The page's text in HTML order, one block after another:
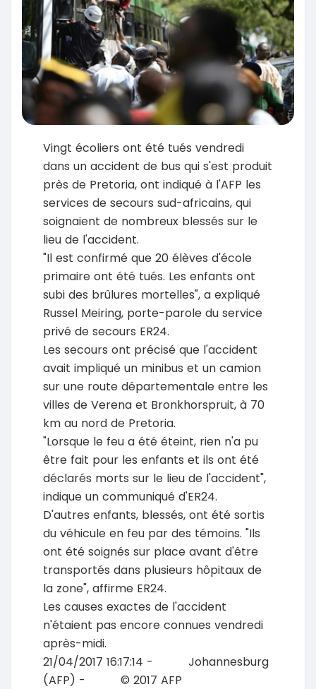
Vingt écoliers ont été tués vendredi
dans un accident de bus qui s'est produit
près de Pretoria, ont indiqué à l'AFP les
services de secours sud-africains, qui
soignaient de nombreux blessés sur le
lieu de l'accident.
"Il est confirmé que 20 élèves d'école
primaire ont été tués. Les enfants ont
subi des brûlures mortelles", a expliqué
Russel Meiring, porte-parole du service
privé de secours ER24.
Les secours ont précisé que l'accident
avait impliqué un minibus et un camion
sur une route départementale entre les
villes de Verena et Bronkhorspruit, à 70
km au nord de Pretoria.
"Lorsque le feu a été éteint, rien n'a pu
être fait pour les enfants et ils ont été
déclarés morts sur le lieu de l'accident",
indique un communiqué d'ER24.
D'autres enfants, blessés, ont été sortis
du véhicule en feu par des témoins. "Ils
ont été soignés sur place avant d'être
transportés dans plusieurs hôpitaux de
la zone", affirme ER24.
Les causes exactes de l'accident
n'étaient pas encore connues vendredi
après-midi.
21/04/2017 16:17:14 - Johannesburg
(AFP) - © 2017 AFP